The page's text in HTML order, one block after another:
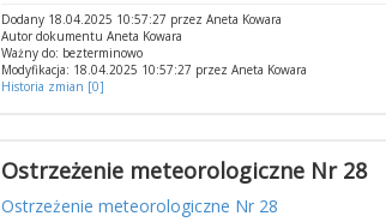
Dodany 18.04.2025 10:57:27 przez Aneta Kowara
Autor dokumentu Aneta Kowara
Ważny do: bezterminowo
Modyfikacja: 18.04.2025 10:57:27 przez Aneta Kowara
Historia zmian [0]
Ostrzeżenie meteorologiczne Nr 28
Ostrzeżenie meteorologiczne Nr 28